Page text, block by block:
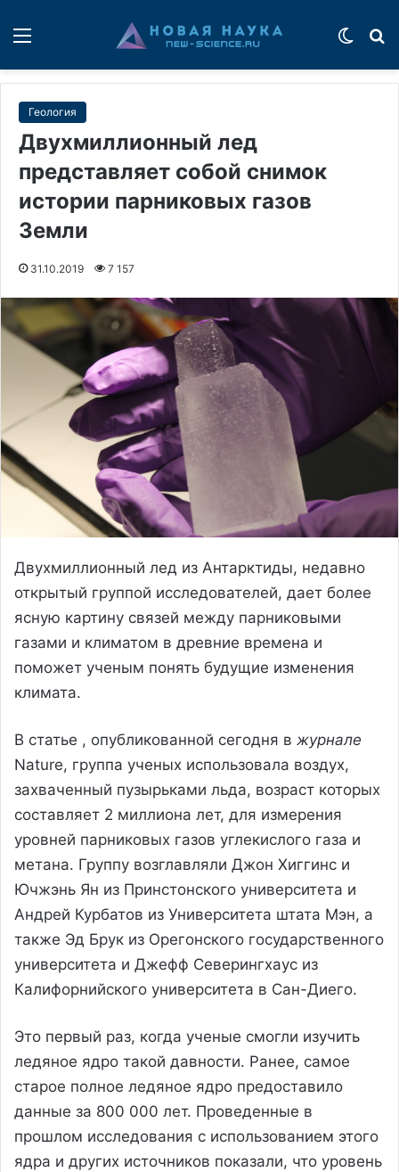
Геология
Двухмиллионный лед
представляет собой снимок
истории парниковых газов
Земли
31.10.2019 7 157
Двухмиллионный лед из Антарктиды, недавно
открытый группой исследователей, дает более
ясную картину связей между парниковыми
газами и климатом в древние времена и
поможет ученым понять будущие изменения
климата.
В статье , опубликованной сегодня в журнале
Nature, группа ученых использовала воздух,
захваченный пузырьками льда, возраст которых
составляет 2 миллиона лет, для измерения
уровней парниковых газов углекислого газа и
метана. Группу возглавляли Джон Хиггинс и
Ючжэнь Ян из Принстонского университета и
Андрей Курбатов из Университета штата Мэн, а
также Эд Брук из Орегонского государственного
университета и Джефф Северингхаус из
Калифорнийского университета в Сан-Диего.
Это первый раз, когда ученые смогли изучить
ледяное ядро такой давности. Ранее, самое
старое полное ледяное ядро ​​предоставило
данные за 800 000 лет. Проведенные в
прошлом исследования с использованием этого
ядра и других источников показали, что уровень